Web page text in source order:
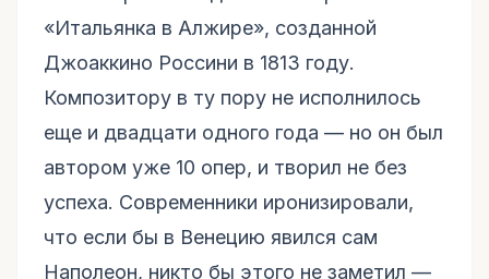
«Итальянка в Алжире», созданной
Джоаккино Россини в 1813 году.
Композитору в ту пору не исполнилось
еще и двадцати одного года — но он был
автором уже 10 опер, и творил не без
успеха. Современники иронизировали,
что если бы в Венецию явился сам
Наполеон, никто бы этого не заметил —